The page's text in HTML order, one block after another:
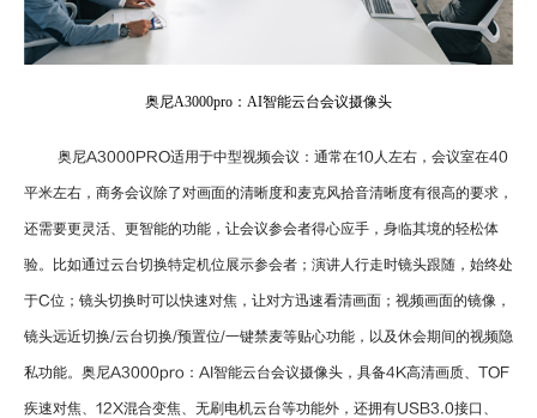
奥尼A3000pro：AI智能云台会议摄像头
奥尼A3000PRO适用于中型视频会议：通常在10 人左右，会议室在40
平米左右，商务会议除了对画面的清晰度和麦克风拾音清晰度有很高的要求，
还需要更灵活、更智能的功能，让会议参会者得心应手，身临其境的轻松体
验。比如通过云台切换特定机位展示参会者；演讲人行走时镜头跟随，始终处
于C位；镜头切换时可以快速对焦，让对方迅速看清画面；视频画面的镜像，
镜头远近切换/云台切换/预置位/一键禁麦等贴心功能，以及休会期间的视频隐
私功能。奥尼A3000pro ： AI 智能云台会议摄像头，具备4K高清画质、 TOF
疾速对焦、 12X混合变焦、无刷电机云台等功能外，还拥有USB3.0接口、